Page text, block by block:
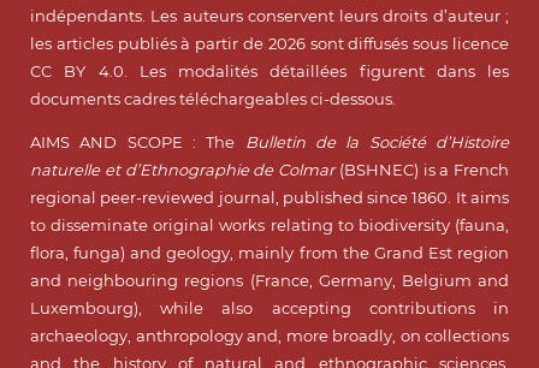
indépendants. Les auteurs conservent leurs droits d’auteur ;
les articles publiés à partir de 2026 sont diffusés sous licence
CC BY 4.0. Les modalités détaillées figurent dans les
documents cadres téléchargeables ci-dessous.
AIMS AND SCOPE : The Bulletin de la Société d’Histoire
naturelle et d’Ethnographie de Colmar(BSHNEC) is a French
regional peer-reviewed journal, published since 1860. It aims
to disseminate original works relating to biodiversity (fauna,
flora, funga) and geology, mainly from the Grand Est region
and neighbouring regions (France, Germany, Belgium and
Luxembourg), while also accepting contributions in
archaeology, anthropology and, more broadly, on collections
and the history of natural and ethnographic sciences.